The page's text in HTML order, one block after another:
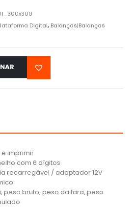
Digital, Balanças|Balanças
e imprimir
com 6 dígitos
recarregável / adaptador 12V
peso bruto, peso da tara, peso